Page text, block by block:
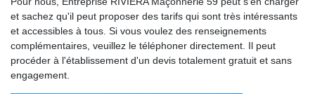
et sachez qu'il peut proposer des tarifs qui sont très intéressants
et accessibles à tous. Si vous voulez des renseignements
complémentaires, veuillez le téléphoner directement. Il peut
procéder à l'établissement d'un devis totalement gratuit et sans
engagement.